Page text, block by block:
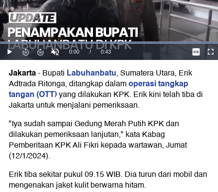
Jakarta-Bupati Labuhanbatu, Sumatera Utara, Erik
Adtrada Ritonga, ditangkap dalamoperasi tangkap
tangan (OTT)yang dilakukan KPK. Erik kini telah tiba di
Jakarta untuk menjalani pemeriksaan.
"Iya sudah sampai Gedung Merah Putih KPK dan
dilakukan pemeriksaan lanjutan," kata Kabag
Pemberitaan KPK Ali Fikri kepada wartawan, Jumat
(12/1/2024).
Erik tiba sekitar pukul 09.15 WIB. Dia turun dari mobil dan
mengenakan jaket kulit berwarna hitam.